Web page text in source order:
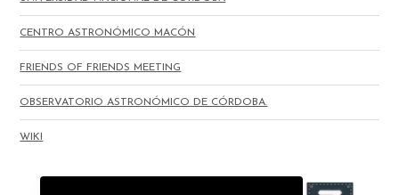
CENTRO ASTRONÓMICO MACÓN
FRIENDS OF FRIENDS MEETING
OBSERVATORIO ASTRONÓMICO DE CÓRDOBA.
WIKI